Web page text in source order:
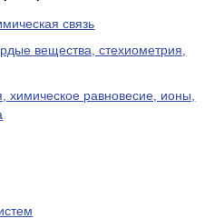
связь
вещества, стехиометрия,
химическое равновесие, ионы,